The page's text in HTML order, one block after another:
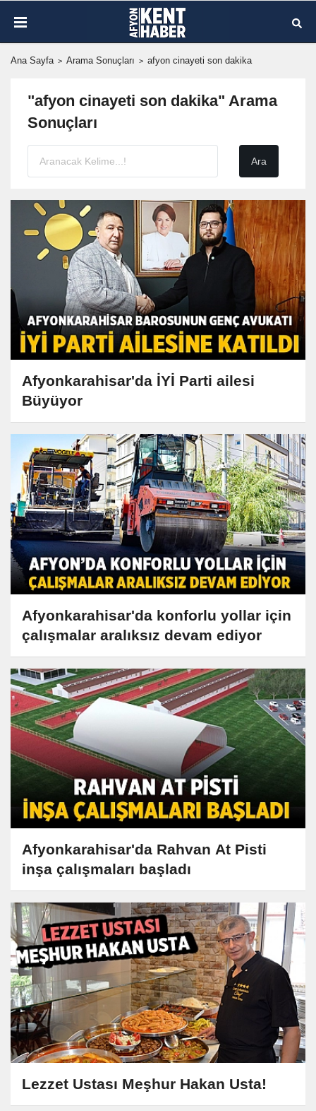
Ana Sayfa Arama Sonuçları afyon cinayeti son dakika
"afyon cinayeti son dakika" Arama
Sonuçları
Afyonkarahisar'da İYİ Parti ailesi
Büyüyor
Afyonkarahisar'da konforlu yollar için
çalışmalar aralıksız devam ediyor
Afyonkarahisar'da Rahvan At Pisti
inşa çalışmaları başladı
Lezzet Ustası Meşhur Hakan Usta!